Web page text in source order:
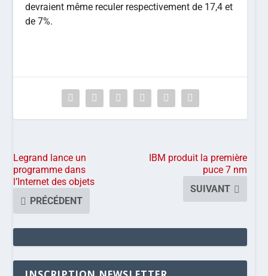
devraient même reculer respectivement de 17,4 et
de 7%.
Legrand lance un
programme dans
l’Internet des objets
PRÉCÉDENT
IBM produit la première
puce 7 nm
SUIVANT